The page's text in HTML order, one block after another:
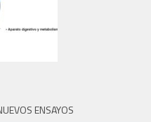
ENSAYOS